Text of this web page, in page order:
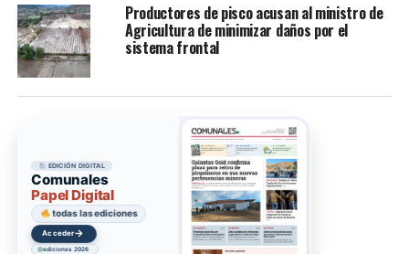
Productores de pisco acusan al ministro de
Agricultura de minimizar daños por el
sistema frontal
EDICIÓN DIGITAL
Comunales
Papel Digital
todas las ediciones
Acceder→
ediciones 2026